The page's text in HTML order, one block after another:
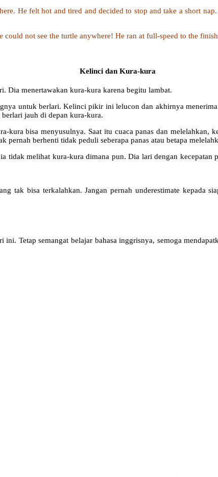
He felt hot and tired and decided to stop and take a short
not see the turtle anywhere! He ran at full-speed to the
Kelinci dan Kura-kura
Dia menertawakan kura-kura karena begitu lambat.
untuk berlari. Kelinci pikir ini lelucon dan akhirnya
jauh di depan kura-kura.
kura bisa menyusulnya. Saat itu cuaca panas dan
pernah berhenti tidak peduli seberapa panas atau betapa
melihat kura-kura dimana pun. Dia lari dengan kecepatan
tak bisa terkalahkan. Jangan pernah underestimate kepada
Tetap semangat belajar bahasa inggrisnya, semoga